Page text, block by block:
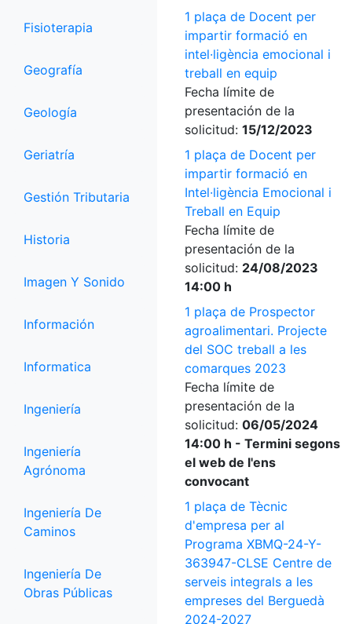
Fisioterapia
Geografía
Geología
Geriatría
Gestión Tributaria
Historia
Imagen Y Sonido
Información
Informatica
Ingeniería
Ingeniería
Agrónoma
Ingeniería De
Caminos
Ingeniería De
Obras Públicas
1 plaça de Docent per
impartir formació en
intel·ligència emocional i
treball en equip
Fecha límite de
presentación de la
solicitud: 15/12/2023
1 plaça de Docent per
impartir formació en
Intel·ligència Emocional i
Treball en Equip
Fecha límite de
presentación de la
solicitud: 24/08/2023
14:00 h
1 plaça de Prospector
agroalimentari. Projecte
del SOC treball a les
comarques 2023
Fecha límite de
presentación de la
solicitud: 06/05/2024
14:00 h - Termini segons
el web de l'ens
convocant
1 plaça de Tècnic
d'empresa per al
Programa XBMQ-24-Y-
363947-CLSE Centre de
serveis integrals a les
empreses del Berguedà
2024-2027